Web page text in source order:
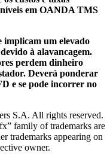
em OANDA TMS
implicam um elevado
à alavancagem.
perdem dinheiro
Deverá ponderar
e se pode incorrer no
S.A. All rights reserved.
family of trademarks are
trademarks appearing on
owner.